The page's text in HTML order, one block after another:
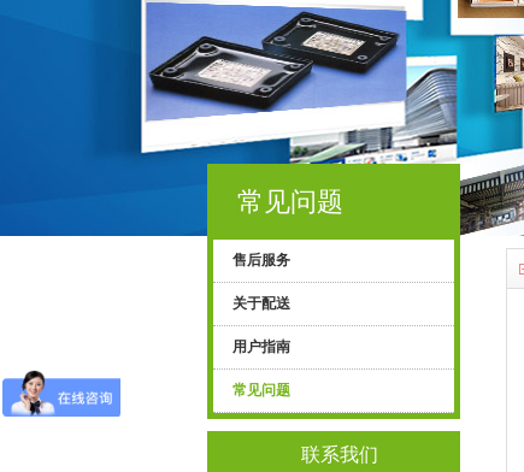
常见问题
售后服务
关于配送
用户指南
常见问题
联系我们